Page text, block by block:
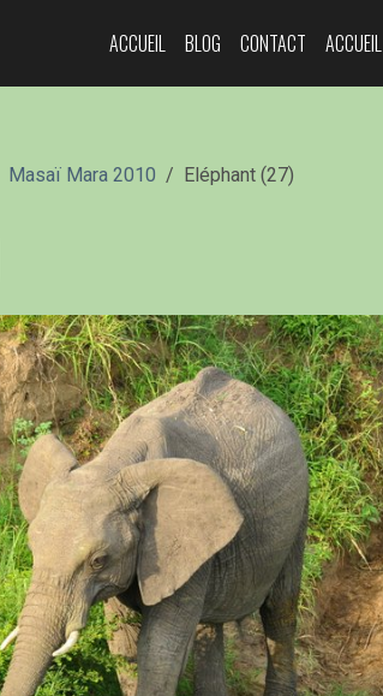
ACCUEIL BLOG CONTACT ACCUEIL
Masaï Mara 2010 Eléphant (27)